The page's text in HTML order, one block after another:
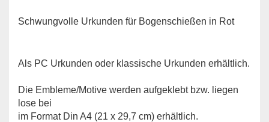
Schwungvolle Urkunden für Bogenschießen in Rot
Als PC Urkunden oder klassische Urkunden erhältlich.
Die Embleme/Motive werden aufgeklebt bzw. liegen
lose bei
im Format Din A4 (21 x 29,7 cm) erhältlich.